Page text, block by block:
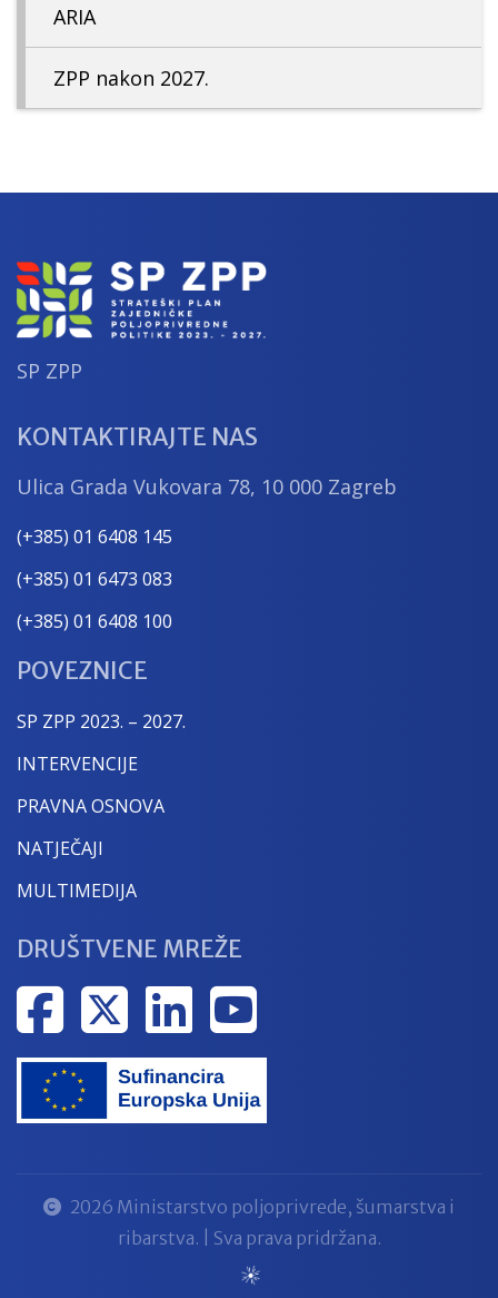
ARIA
ZPP nakon 2027.
SP ZPP
KONTAKTIRAJTE NAS
Ulica Grada Vukovara 78, 10 000 Zagreb
(+385) 01 6408 145
(+385) 01 6473 083
(+385) 01 6408 100
POVEZNICE
SP ZPP 2023. – 2027.
INTERVENCIJE
PRAVNA OSNOVA
NATJEČAJI
MULTIMEDIJA
DRUŠTVENE MREŽE
2026 Ministarstvo poljoprivrede, šumarstva i
ribarstva. | Sva prava pridržana.